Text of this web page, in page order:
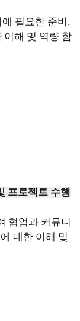
필요한 준비,
이해 및 역량 함
프로젝트 수행
협업과 커뮤니
대한 이해 및